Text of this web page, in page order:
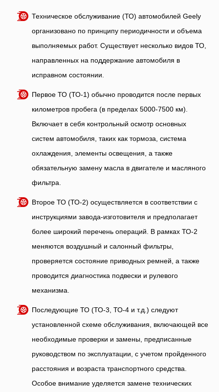
Техническое обслуживание (ТО) автомобилей Geely
организовано по принципу периодичности и объема
выполняемых работ. Существует несколько видов ТО,
направленных на поддержание автомобиля в
исправном состоянии.
Первое ТО (ТО-1) обычно проводится после первых
километров пробега (в пределах 5000-7500 км).
Включает в себя контрольный осмотр основных
систем автомобиля, таких как тормоза, система
охлаждения, элементы освещения, а также
обязательную замену масла в двигателе и масляного
фильтра.
Второе ТО (ТО-2) осуществляется в соответствии с
инструкциями завода-изготовителя и предполагает
более широкий перечень операций. В рамках ТО-2
меняются воздушный и салонный фильтры,
проверяется состояние приводных ремней, а также
проводится диагностика подвески и рулевого
механизма.
Последующие ТО (ТО-3, ТО-4 и т.д.) следуют
установленной схеме обслуживания, включающей все
необходимые проверки и замены, предписанные
руководством по эксплуатации, с учетом пройденного
расстояния и возраста транспортного средства.
Особое внимание уделяется замене технических